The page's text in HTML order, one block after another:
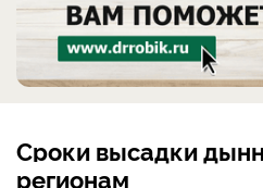
Сроки высадки
регионам